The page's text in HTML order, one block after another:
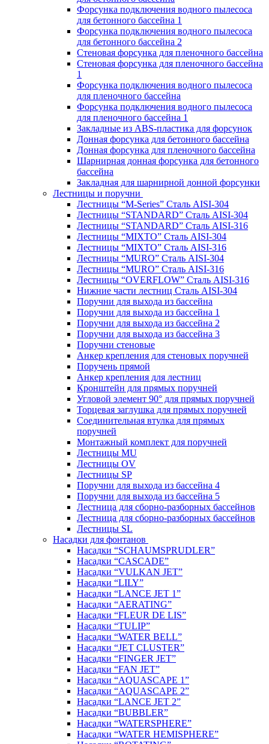
Форсунка подключения водного пылесоса
для бетонного бассейна 1
Форсунка подключения водного пылесоса
для бетонного бассейна 2
Стеновая форсунка для пленочного бассейна
Стеновая форсунка для пленочного бассейна
1
Форсунка подключения водного пылесоса
для пленочного бассейна
Форсунка подключения водного пылесоса
для пленочного бассейна 1
Закладные из ABS-пластика для форсунок
Донная форсунка для бетонного бассейна
Донная форсунка для пленочного бассейна
Шарнирная донная форсунка для бетонного
бассейна
Закладная для шарнирной донной форсунки
Лестницы и поручни
Лестницы “M-Series” Сталь AISI-304
Лестницы “STANDARD” Сталь AISI-304
Лестницы “STANDARD” Сталь AISI-316
Лестницы “MIXTO” Сталь AISI-304
Лестницы “MIXTO” Сталь AISI-316
Лестницы “MURO” Сталь AISI-304
Лестницы “MURO” Сталь AISI-316
Лестницы “OVERFLOW” Сталь AISI-316
Нижние части лестниц Сталь AISI-304
Поручни для выхода из бассейна
Поручни для выхода из бассейна 1
Поручни для выхода из бассейна 2
Поручни для выхода из бассейна 3
Поручни стеновые
Анкер крепления для стеновых поручней
Поручень прямой
Анкер крепления для лестниц
Кронштейн для прямых поручней
Угловой элемент 90° для прямых поручней
Торцевая заглушка для прямых поручней
Соединительная втулка для прямых
поручней
Монтажный комплект для поручней
Лестницы MU
Лестницы OV
Лестницы SP
Поручни для выхода из бассейна 4
Поручни для выхода из бассейна 5
Лестница для сборно-разборных бассейнов
Лестница для сборно-разборных бассейнов
Лестницы SL
Насадки для фонтанов
Насадки “SCHAUMSPRUDLER”
Насадки “CASCADE”
Насадки “VULKAN JET”
Насадки “LILY”
Насадки “LANCE JET 1”
Насадки “AERATING”
Насадки “FLEUR DE LIS”
Насадки “TULIP”
Насадки “WATER BELL”
Насадки “JET CLUSTER”
Насадки “FINGER JET”
Насадки “FAN JET”
Насадки “AQUASCAPE 1”
Насадки “AQUASCAPE 2”
Насадки “LANCE JET 2”
Насадки “BUBBLER”
Насадки “WATERSPHERE”
Насадки “WATER HEMISPHERE”